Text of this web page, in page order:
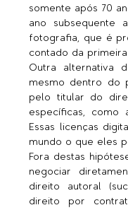
somente após 70
ano subsequente
fotografia, que é
contado da
Outra alternativa
mesmo dentro do
pelo titular do
específicas, como
Essas licenças
mundo o que eles
Fora destas
negociar
direito autoral
direito por